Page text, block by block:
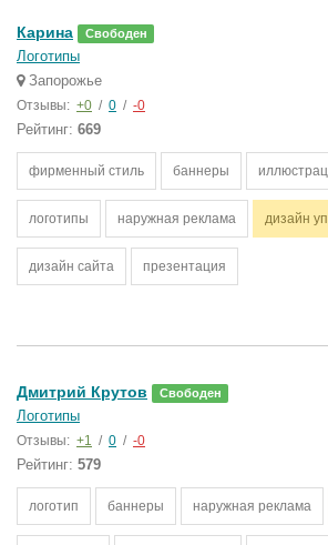
Карина Свободен
Логотипы
Запорожье
Отзывы: +0 / 0 / -0
Рейтинг: 669
фирменный стиль баннеры
логотипы наружная реклама дизайн
дизайн сайта презентация
Дмитрий Крутов Свободен
Логотипы
Отзывы: +1 / 0 / -0
Рейтинг: 579
логотип баннеры наружная реклама